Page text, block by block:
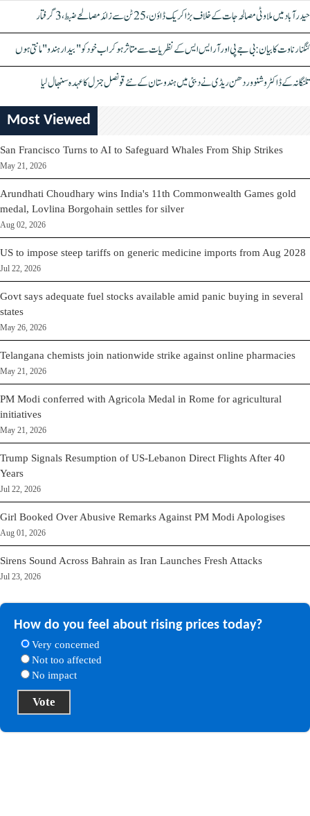
حیدرآباد میں ملاوٹی مصالحہ جات کے خلاف بڑا کریک ڈاؤن، 25 ٹن سے زائد مصالحے ضبط، 3 گرفتار
کنگنا رناوت کا بیان: بی جے پی اور آر ایس ایس کے نظریات سے متاثر ہو کر اب خود کو "بیدار ہندو" مانتی ہوں
تلنگانہ کے ڈاکٹر وشنو وردھن ریڈی نے دبئی میں ہندوستان کے نئے قونصل جنرل کا عہدہ سنبھال لیا
Most Viewed
San Francisco Turns to AI to Safeguard Whales From Ship Strikes
May 21, 2026
Arundhati Choudhary wins India's 11th Commonwealth Games gold
medal, Lovlina Borgohain settles for silver
Aug 02, 2026
US to impose steep tariffs on generic medicine imports from Aug 2028
Jul 22, 2026
Govt says adequate fuel stocks available amid panic buying in several
states
May 26, 2026
Telangana chemists join nationwide strike against online pharmacies
May 21, 2026
PM Modi conferred with Agricola Medal in Rome for agricultural
initiatives
May 21, 2026
Trump Signals Resumption of US-Lebanon Direct Flights After 40
Years
Jul 22, 2026
Girl Booked Over Abusive Remarks Against PM Modi Apologises
Aug 01, 2026
Sirens Sound Across Bahrain as Iran Launches Fresh Attacks
Jul 23, 2026
How do you feel about rising prices today?
Very concerned
Not too affected
No impact